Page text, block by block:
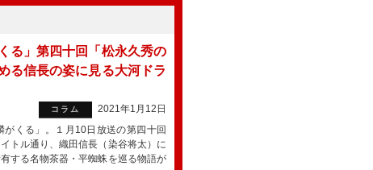
る」第四十回「松永久秀の
る信長の姿に見る大河ドラ
コラム
2021年1月12日
くる」。１月10日放送の第四十回
トル通り、織田信長（染谷将太）に
する名物茶器・平蜘蛛を巡る物語が